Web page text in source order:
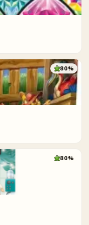
80%
80%